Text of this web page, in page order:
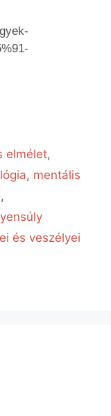
elmélet,
, mentális
,
és veszélyei